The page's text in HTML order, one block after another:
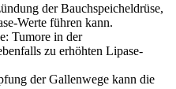
der Bauchspeicheldrüse,
Werte führen kann.
Tumore in der
zu erhöhten Lipase-
der Gallenwege kann die